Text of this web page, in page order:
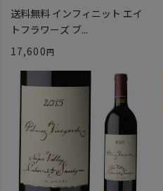
送料無料 インフィニット エイ
トフラワーズ ブ...
17,600